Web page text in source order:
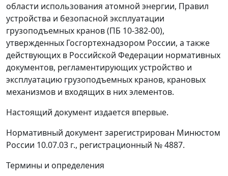
области использования атомной энергии, Правил
устройства и безопасной эксплуатации
грузоподъемных кранов (ПБ 10-382-00),
утвержденных Госгортехнадзором России, а также
действующих в Российской Федерации нормативных
документов, регламентирующих устройство и
эксплуатацию грузоподъемных кранов, крановых
механизмов и входящих в них элементов.
Настоящий документ издается впервые.
Нормативный документ зарегистрирован Минюстом
России 10.07.03 г., регистрационный № 4887.
Термины и определения